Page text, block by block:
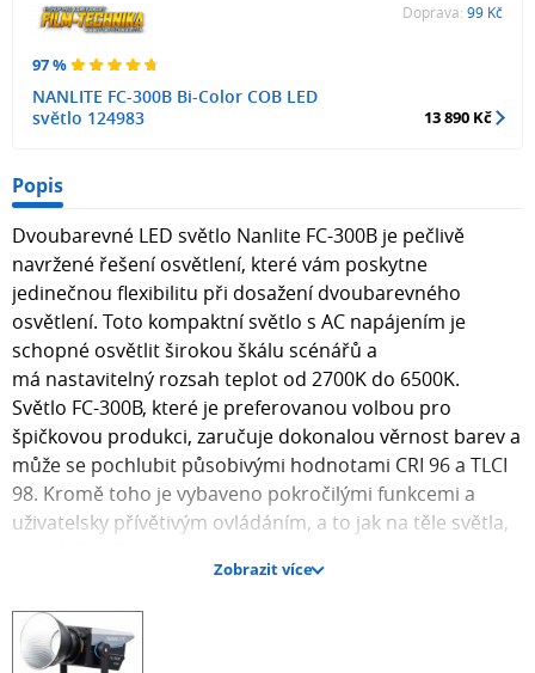
97 %
NANLITE FC-300B Bi-Color COB LED
světlo 124983
Doprava: 99 Kč
13 890 Kč
Popis
Dvoubarevné LED světlo Nanlite FC-300B je pečlivě
navržené řešení osvětlení, které vám poskytne
jedinečnou flexibilitu při dosažení dvoubarevného
osvětlení. Toto kompaktní světlo s AC napájením je
schopné osvětlit širokou škálu scénářů a
má nastavitelný rozsah teplot od 2700K do 6500K.
Světlo FC-300B, které je preferovanou volbou pro
špičkovou produkci, zaručuje dokonalou věrnost barev a
může se pochlubit působivými hodnotami CRI 96 a TLCI
98. Kromě toho je vybaveno pokročilými funkcemi a
uživatelsky přívětivým ovládáním, a to jak na těle světla,
Tento pozoruhodně všestranný zdroj světla je vybaven
možnostmi bezdrátového připojení Bluetooth i 2.4 GHz,
které umožňují bezproblémový provoz. Díky
kompatibilitě s DMX/RDM a inteligentním režimům
Zobrazit více